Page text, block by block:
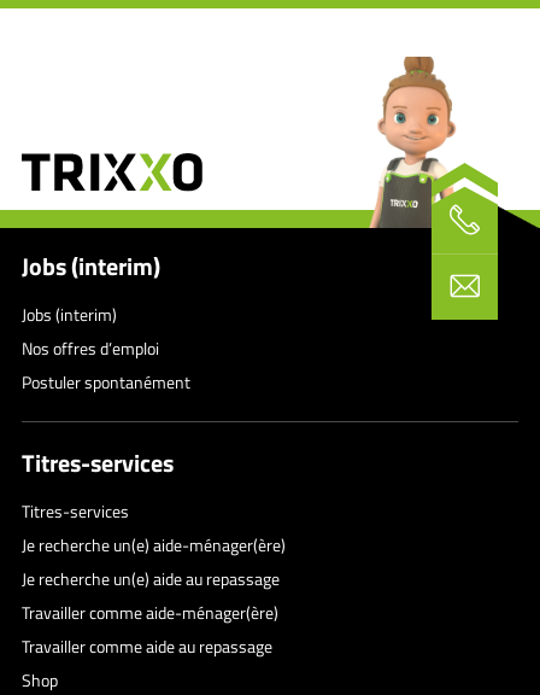
Jobs (interim)
Jobs (interim)
Nos offres d’emploi
Postuler spontanément
Titres-services
Titres-services
Je recherche un(e) aide-ménager(ère)
Je recherche un(e) aide au repassage
Travailler comme aide-ménager(ère)
Travailler comme aide au repassage
Shop